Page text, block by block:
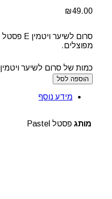
₪49.00
מפוצלים.
כמות של סרום לשיער ויטמין E פסטל
הוספה לסל
מידע נוסף
מותג פסטל Pastel